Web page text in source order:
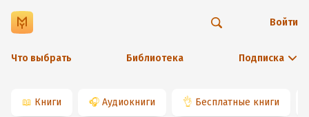
Что выбрать Библиотека Подписка
Войти
📖 Книги 🎧 Аудиокниги 👌 Бесплатные книги